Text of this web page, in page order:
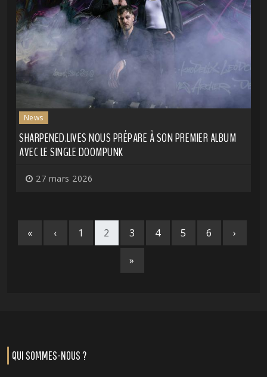
News
SHARPENED.LIVES NOUS PRÉPARE À SON PREMIER ALBUM
AVEC LE SINGLE DOOMPUNK
27 mars 2026
« ‹ 1 2 3 4 5 6 ›
»
QUI SOMMES-NOUS ?